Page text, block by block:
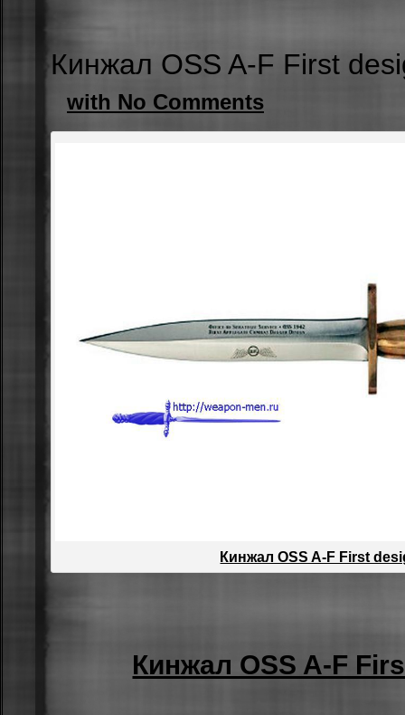
Кинжал OSS A-F First
with No Comments
Кинжал OSS A-F First
Кинжал OSS A-F